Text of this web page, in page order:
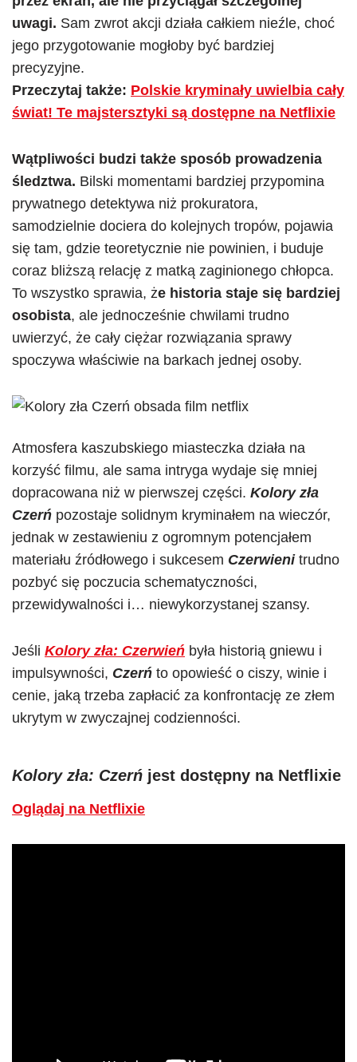
uwagi. Sam zwrot akcji działa całkiem nieźle, choć
jego przygotowanie mogłoby być bardziej
precyzyjne.
Przeczytaj także: Polskie kryminały uwielbia cały
świat! Te majstersztyki są dostępne na Netflixie
Wątpliwości budzi także sposób prowadzenia
śledztwa. Bilski momentami bardziej przypomina
prywatnego detektywa niż prokuratora,
samodzielnie dociera do kolejnych tropów, pojawia
się tam, gdzie teoretycznie nie powinien, i buduje
coraz bliższą relację z matką zaginionego chłopca.
To wszystko sprawia, że historia staje się bardziej
osobista, ale jednocześnie chwilami trudno
uwierzyć, że cały ciężar rozwiązania sprawy
spoczywa właściwie na barkach jednej osoby.
Atmosfera kaszubskiego miasteczka działa na
korzyść filmu, ale sama intryga wydaje się mniej
dopracowana niż w pierwszej części. Kolory zła
Czerń pozostaje solidnym kryminałem na wieczór,
jednak w zestawieniu z ogromnym potencjałem
materiału źródłowego i sukcesem Czerwieni trudno
pozbyć się poczucia schematyczności,
przewidywalności i… niewykorzystanej szansy.
Jeśli Kolory zła: Czerwień była historią gniewu i
impulsywności, Czerń to opowieść o ciszy, winie i
cenie, jaką trzeba zapłacić za konfrontację ze złem
ukrytym w zwyczajnej codzienności.
Kolory zła: Czerń jest dostępny na Netflixie
Oglądaj na Netflixie